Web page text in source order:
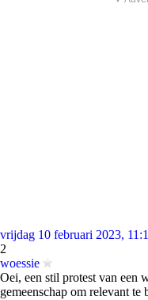
vrijdag 10 februari 2023,
2
woessie
Oei, een stil protest van een
gemeenschap om relevant te